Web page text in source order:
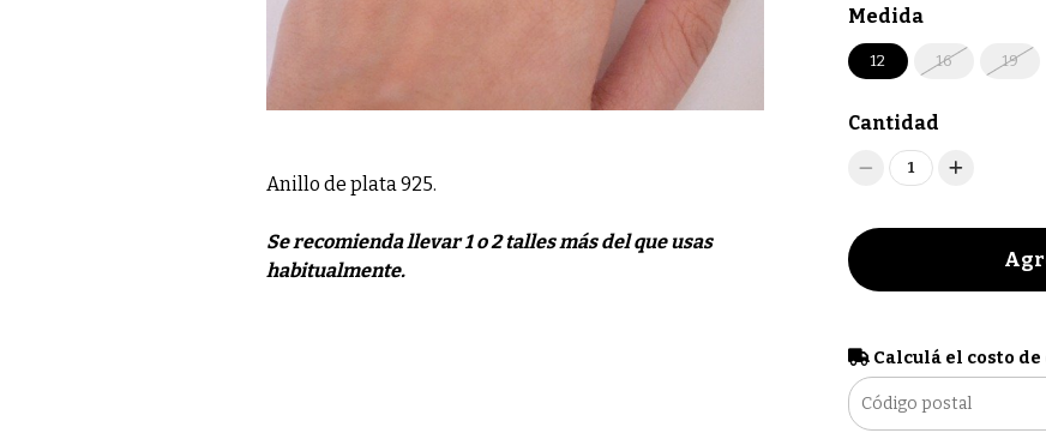
Anillo de plata 925.
Se recomienda llevar 1 o 2 talles más del que usas
habitualmente.
Medida
12 16 19
Cantidad
1
Calculá el costo de